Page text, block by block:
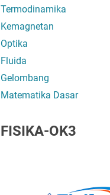
Termodinamika
Kemagnetan
Optika
Fluida
Gelombang
Matematika Dasar
FISIKA-OK3